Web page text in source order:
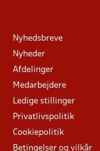
Nyhedsbreve
Nyheder
Afdelinger
Medarbejdere
Ledige stillinger
Privatlivspolitik
Cookiepolitik
Betingelser og vilkår